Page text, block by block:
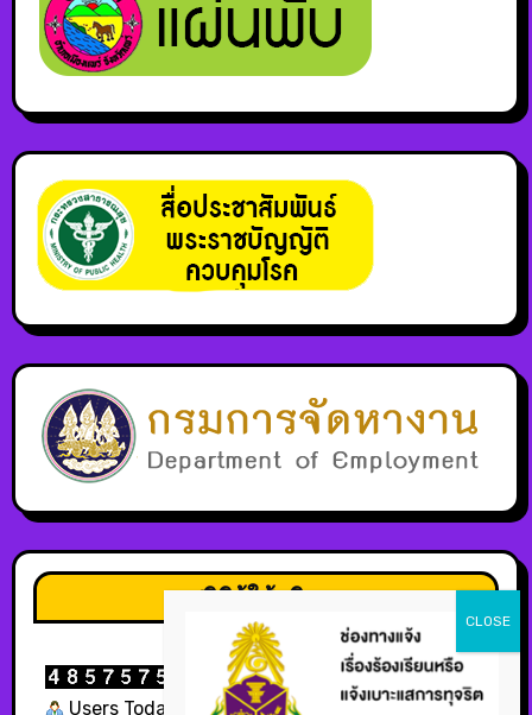
สถิติผู้ใช้บริการ
Users Today : 300